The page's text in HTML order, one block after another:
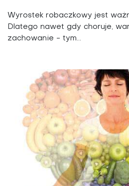
Wyrostek robaczkowy jest
Dlatego nawet gdy choruje,
zachowanie - tym...